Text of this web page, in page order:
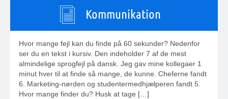
Kommunikation
Hvor mange fejl kan du finde på 60 sekunder? Nedenfor
ser du en tekst i kursiv. Den indeholder 7 af de mest
almindelige sprogfejl på dansk. Jeg gav mine kollegaer 1
minut hver til at finde så mange, de kunne. Cheferne fandt
6. Marketing-nørden og studentermedhjælperen fandt 5.
Hvor mange finder du? Husk at tage […]